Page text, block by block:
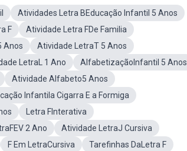
Atividades Letra BEducação Infantil 5 Anos
F
Atividade Letra FDe Familia
Anos
Atividade LetraT 5 Anos
LetraL 1 Ano
AlfabetizaçãoInfantil 5 Anos
Atividade Alfabeto5 Anos
Infantila Cigarra E a Formiga
Letra FInterativa
2 Ano
Atividade LetraJ Cursiva
F Em LetraCursiva
Tarefinhas DaLetra F